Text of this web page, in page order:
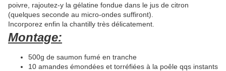
poivre, rajoutez-y la gélatine fondue dans le jus de citron
(quelques seconde au micro-ondes suffiront).
Incorporez enfin la chantilly très délicatement.
Montage:
500g de saumon fumé en tranche
10 amandes émondées et torréfiées à la poêle qqs instants